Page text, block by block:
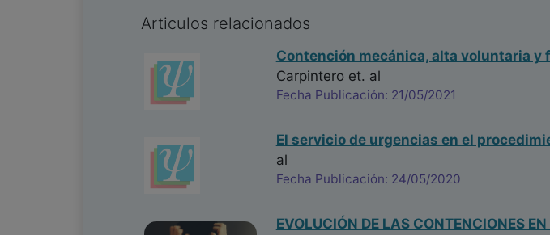
Articulos relacionados
Contención mecánica, alta voluntaria y
Carpinteroet. al
Fecha Publicación: 21/05/2021
El servicio de urgencias en el
al
Fecha Publicación: 24/05/2020
EVOLUCIÓN DE LAS CONTENCIONES